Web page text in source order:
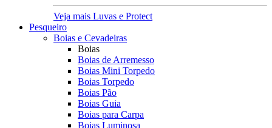
Veja mais Luvas e Protect
Pesqueiro
Boias e Cevadeiras
Boias
Boias de Arremesso
Boias Mini Torpedo
Boias Torpedo
Boias Pão
Boias Guia
Boias para Carpa
Boias Luminosa